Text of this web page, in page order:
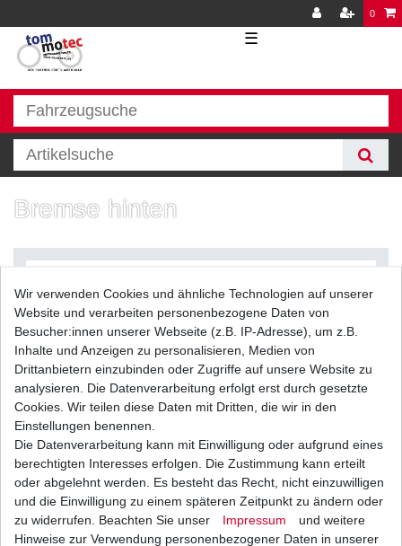
0
☰
Bremse hinten
Filter
Bremsbeläge EBC FA 475 FA475 Bremsklötze
Polaris
UVP 29,43 € ab 20,15 € *
*inkl. ges. MwSt.zzgl.Versandkosten
Wir verwenden Cookies und ähnliche Technologien auf unserer
Website und verarbeiten personenbezogene Daten von
Besucher:innen unserer Webseite (z.B. IP-Adresse), um z.B.
Inhalte und Anzeigen zu personalisieren, Medien von
Drittanbietern einzubinden oder Zugriffe auf unsere Website zu
analysieren. Die Datenverarbeitung erfolgt erst durch gesetzte
Cookies. Wir teilen diese Daten mit Dritten, die wir in den
Einstellungen benennen.
Die Datenverarbeitung kann mit Einwilligung oder aufgrund eines
berechtigten Interesses erfolgen. Die Zustimmung kann erteilt
oder abgelehnt werden. Es besteht das Recht, nicht einzuwilligen
und die Einwilligung zu einem späteren Zeitpunkt zu ändern oder
zu widerrufen. Beachten Sie unser
Impressum
und weitere
Hinweise zur Verwendung personenbezogener Daten in unserer